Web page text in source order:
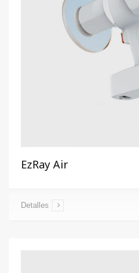
EzRay Air
Detalles